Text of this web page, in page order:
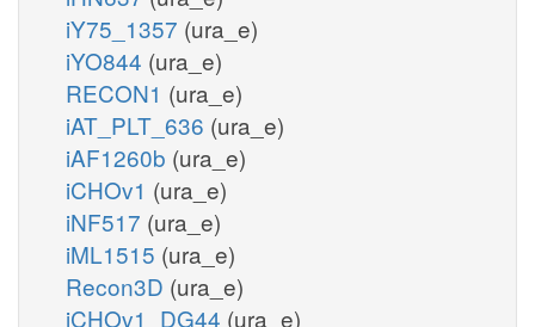
iY75_1357 (ura_e)
iYO844 (ura_e)
RECON1 (ura_e)
iAT_PLT_636 (ura_e)
iAF1260b (ura_e)
iCHOv1 (ura_e)
iNF517 (ura_e)
iML1515 (ura_e)
Recon3D (ura_e)
iCHOv1_DG44 (ura_e)